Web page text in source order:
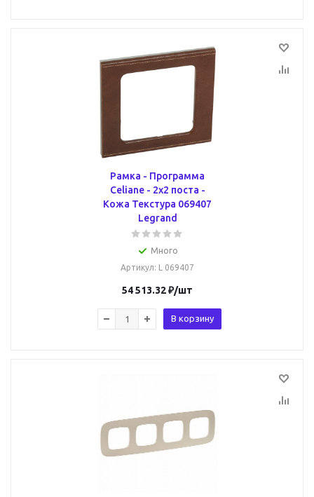
Рамка - Программа
Celiane - 2х2 поста -
Кожа Текстура 069407
Legrand
Много
Артикул: L 069407
54 513.32₽/шт
В корзину